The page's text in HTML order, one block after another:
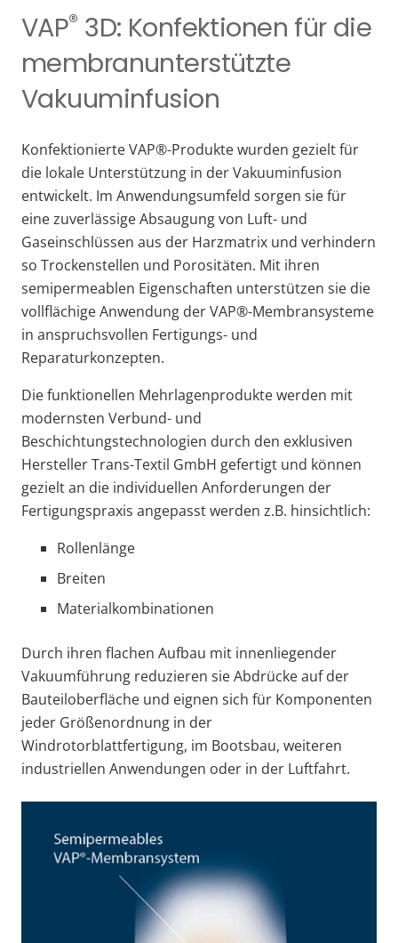
VAP® 3D: Konfektionen für die
membranunterstützte
Vakuuminfusion
Konfektionierte VAP®-Produkte wurden gezielt für
die lokale Unterstützung in der Vakuuminfusion
entwickelt. Im Anwendungsumfeld sorgen sie für
eine zuverlässige Absaugung von Luft- und
Gaseinschlüssen aus der Harzmatrix und verhindern
so Trockenstellen und Porositäten. Mit ihren
semipermeablen Eigenschaften unterstützen sie die
vollflächige Anwendung der VAP®-Membransysteme
in anspruchsvollen Fertigungs- und
Reparaturkonzepten.
Die funktionellen Mehrlagenprodukte werden mit
modernsten Verbund- und
Beschichtungstechnologien durch den exklusiven
Hersteller Trans-Textil GmbH gefertigt und können
gezielt an die individuellen Anforderungen der
Fertigungspraxis angepasst werden z.B. hinsichtlich:
Rollenlänge
Breiten
Materialkombinationen
Durch ihren flachen Aufbau mit innenliegender
Vakuumführung reduzieren sie Abdrücke auf der
Bauteiloberfläche und eignen sich für Komponenten
jeder Größenordnung in der
Windrotorblattfertigung, im Bootsbau, weiteren
industriellen Anwendungen oder in der Luftfahrt.